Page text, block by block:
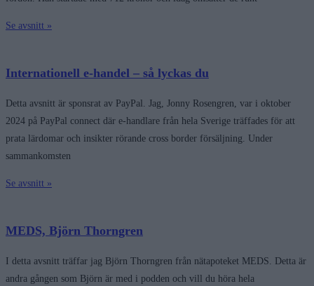
Se avsnitt »
Internationell e-handel – så lyckas du
Detta avsnitt är sponsrat av PayPal. Jag, Jonny Rosengren, var i oktober
2024 på PayPal connect där e-handlare från hela Sverige träffades för att
prata lärdomar och insikter rörande cross border försäljning. Under
sammankomsten
Se avsnitt »
MEDS, Björn Thorngren
I detta avsnitt träffar jag Björn Thorngren från nätapoteket MEDS. Detta är
andra gången som Björn är med i podden och vill du höra hela